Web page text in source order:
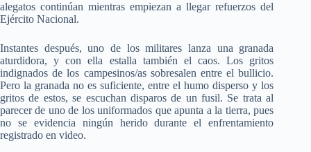
alegatos continúan mientras empiezan a llegar refuerzos del
Ejército Nacional.
Instantes después, uno de los militares lanza una granada
aturdidora, y con ella estalla también el caos. Los gritos
indignados de los campesinos/as sobresalen entre el bullicio.
Pero la granada no es suficiente, entre el humo disperso y los
gritos de estos, se escuchan disparos de un fusil. Se trata al
parecer de uno de los uniformados que apunta a la tierra, pues
no se evidencia ningún herido durante el enfrentamiento
registrado en video.